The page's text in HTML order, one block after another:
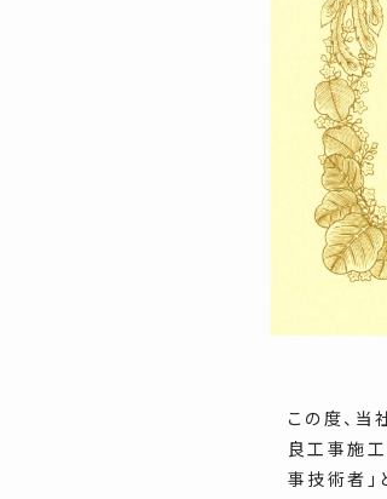
この度、
良工事施
事技術者」